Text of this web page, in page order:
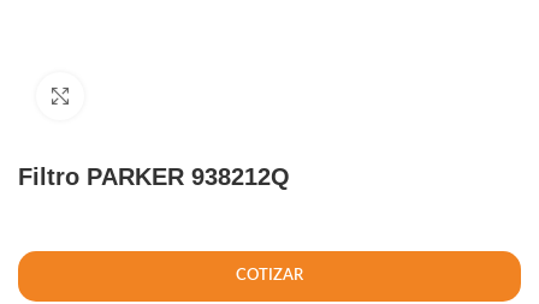
Filtro PARKER 938212Q
COTIZAR